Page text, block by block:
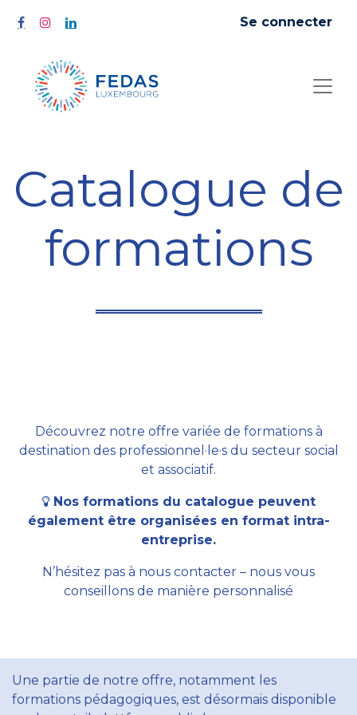
Se connecter
Catalogue de
formations
Découvrez notre offre variée de formations à
destination des professionnel·le·s du secteur social
et associatif.
Nos formations du catalogue peuvent
également être organisées en format intra-
entreprise.
N’hésitez pas à nous contacter – nous vous
conseillons de manière personnalisé
Une partie de notre offre, notamment les
formations pédagogiques, est désormais disponible